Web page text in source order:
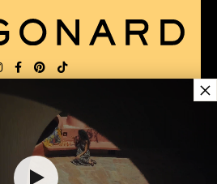
SPRACHE:
×